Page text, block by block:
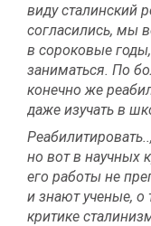
виду сталинский
согласились, мы
в сороковые
заниматься. По
конечно же
даже изучать в
но вот в научных
его работы не
и знают ученые, о
критике